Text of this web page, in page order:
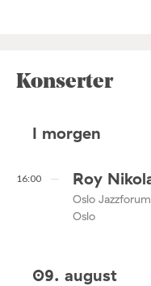
Konserter
I morgen
16:00 Roy
Oslo
Oslo
09. august